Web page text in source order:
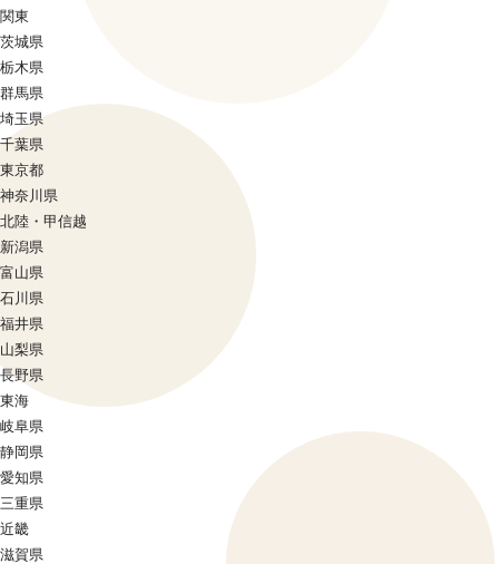
関東
茨城県
栃木県
群馬県
埼玉県
千葉県
東京都
神奈川県
北陸・甲信越
新潟県
富山県
石川県
福井県
山梨県
長野県
東海
岐阜県
静岡県
愛知県
三重県
近畿
滋賀県